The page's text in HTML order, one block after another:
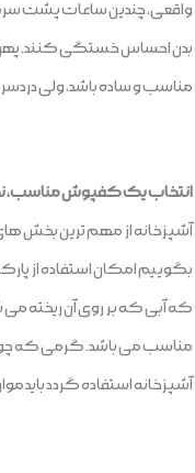
واقعی، چندین ساعات پشت
بدن احساس خستگی کنند. پهن
مناسب و ساده باشد، ولی
انتخاب یک کفپوش مناسب،
آشپزخانه از مهم ترین بخش های
بگوییم امکان استفاده از
که آبی که بر روی آن ریخته می
مناسب می باشد. گرمی که چوب
آشپزخانه استفاده گردد باید